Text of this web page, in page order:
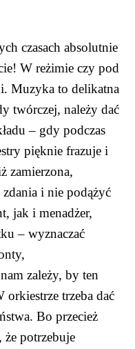
czasach absolutnie
W reżimie czy pod
Muzyka to delikatna
twórczej, należy dać
– gdy podczas
pięknie frazuje i
zamierzona,
i nie podążyć
jak i menadżer,
– wyznaczać
zależy, by ten
orkiestrze trzeba dać
Bo przecież
że potrzebuje